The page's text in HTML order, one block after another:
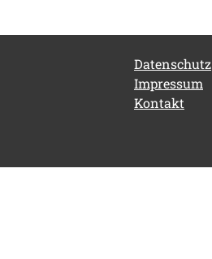
Datenschutz
Impressum
Kontakt